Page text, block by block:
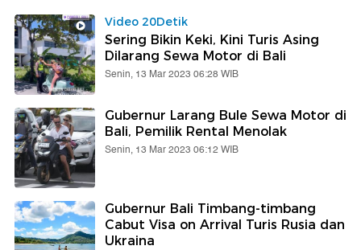
Video 20Detik
Sering Bikin Keki, Kini Turis Asing
Dilarang Sewa Motor di Bali
Senin, 13 Mar 2023 06:28 WIB
Gubernur Larang Bule Sewa Motor di
Bali, Pemilik Rental Menolak
Senin, 13 Mar 2023 06:12 WIB
Gubernur Bali Timbang-timbang
Cabut Visa on Arrival Turis Rusia dan
Ukraina